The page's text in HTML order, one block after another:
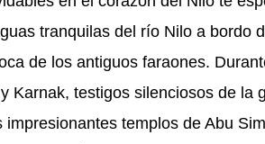
tranquilas del río Nilo a bordo
de los antiguos faraones.
Karnak, testigos silenciosos de
impresionantes templos de Abu